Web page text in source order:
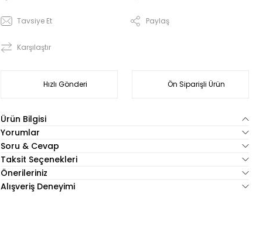
Tavsiye Et Paylaş
Karşılaştır
Hızlı Gönderi Ön Siparişli Ürün
Ürün Bilgisi
Yorumlar
Soru & Cevap
Taksit Seçenekleri
Önerileriniz
Alışveriş Deneyimi